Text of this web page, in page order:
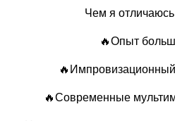
Чем я отличаюсь
🔥Опыт
🔥Современные